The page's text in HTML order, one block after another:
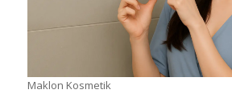
Maklon Kosmetik